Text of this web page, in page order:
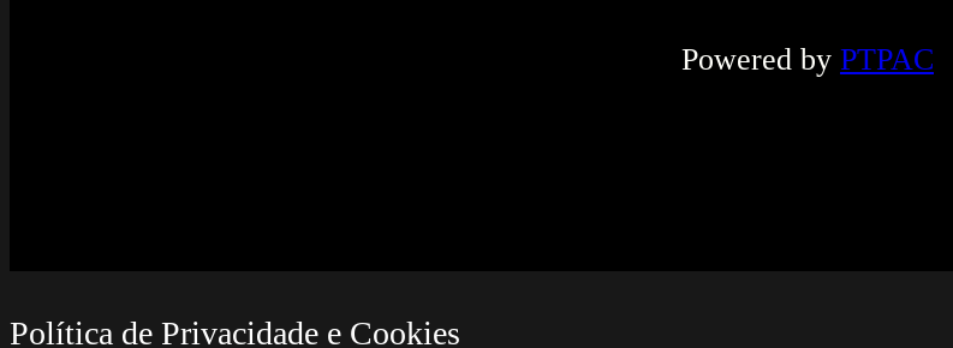
Powered by PTPAC
Política de Privacidade e Cookies